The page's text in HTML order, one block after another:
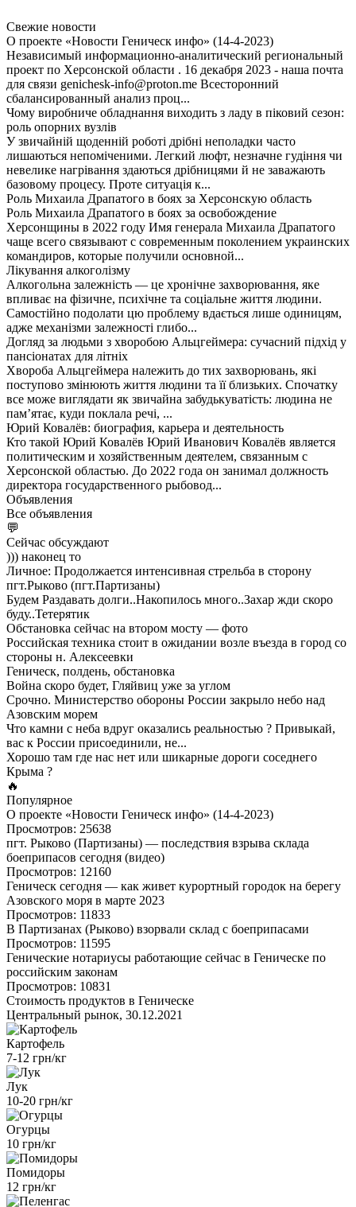
Свежие новости
О проекте «Новости Геническ инфо» (14-4-2023)
Независимый информационно-аналитический региональный
проект по Херсонской области . 16 декабря 2023 - наша почта
для связи genichesk-info@proton.me Всесторонний
сбалансированный анализ проц...
Чому виробниче обладнання виходить з ладу в піковий сезон:
роль опорних вузлів
У звичайній щоденній роботі дрібні неполадки часто
лишаються непоміченими. Легкий люфт, незначне гудіння чи
невелике нагрівання здаються дрібницями й не заважають
базовому процесу. Проте ситуація к...
Роль Михаила Драпатого в боях за Херсонскую область
Роль Михаила Драпатого в боях за освобождение
Херсонщины в 2022 году Имя генерала Михаила Драпатого
чаще всего связывают с современным поколением украинских
командиров, которые получили основной...
Лікування алкоголізму
Алкогольна залежність — це хронічне захворювання, яке
впливає на фізичне, психічне та соціальне життя людини.
Самостійно подолати цю проблему вдається лише одиницям,
адже механізми залежності глибо...
Догляд за людьми з хворобою Альцгеймера: сучасний підхід у
пансіонатах для літніх
Хвороба Альцгеймера належить до тих захворювань, які
поступово змінюють життя людини та її близьких. Спочатку
все може виглядати як звичайна забудькуватість: людина не
пам’ятає, куди поклала речі, ...
Юрий Ковалёв: биография, карьера и деятельность
Кто такой Юрий Ковалёв Юрий Иванович Ковалёв является
политическим и хозяйственным деятелем, связанным с
Херсонской областью. До 2022 года он занимал должность
директора государственного рыбовод...
Объявления
Все объявления
💬
Сейчас обсуждают
))) наконец то
Личное: Продолжается интенсивная стрельба в сторону
пгт.Рыково (пгт.Партизаны)
Будем Раздавать долги..Накопилось много..Захар жди скоро
буду..Тетерятик
Обстановка сейчас на втором мосту — фото
Российская техника стоит в ожидании возле въезда в город со
стороны н. Алексеевки
Геническ, полдень, обстановка
Война скоро будет, Гляйвиц уже за углом
Срочно. Министерство обороны России закрыло небо над
Азовским морем
Что камни с неба вдруг оказались реальностью ? Привыкай,
вас к России присоединили, не...
Хорошо там где нас нет или шикарные дороги соседнего
Крыма ?
🔥
Популярное
О проекте «Новости Геническ инфо» (14-4-2023)
Просмотров: 25638
пгт. Рыково (Партизаны) — последствия взрыва склада
боеприпасов сегодня (видео)
Просмотров: 12160
Геническ сегодня — как живет курортный городок на берегу
Азовского моря в марте 2023
Просмотров: 11833
В Партизанах (Рыково) взорвали склад с боеприпасами
Просмотров: 11595
Генические нотариусы работающие сейчас в Геническе по
российским законам
Просмотров: 10831
Стоимость продуктов в Геническе
Центральный рынок, 30.12.2021
Картофель
7-12 грн/кг
Лук
10-20 грн/кг
Огурцы
10 грн/кг
Помидоры
12 грн/кг